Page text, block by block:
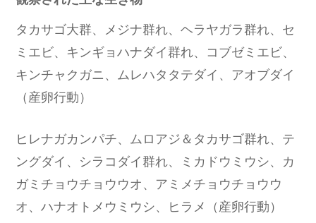
タカサゴ大群、メジナ群れ、ヘラヤガラ群れ、セ
ミエビ、キンギョハナダイ群れ、コブゼミエビ、
キンチャクガニ、ムレハタタテダイ、アオブダイ
（産卵行動）
ヒレナガカンパチ、ムロアジ＆タカサゴ群れ、テ
ングダイ、シラコダイ群れ、ミカドウミウシ、カ
ガミチョウチョウウオ、アミメチョウチョウウ
オ、ハナオトメウミウシ、ヒラメ（産卵行動）